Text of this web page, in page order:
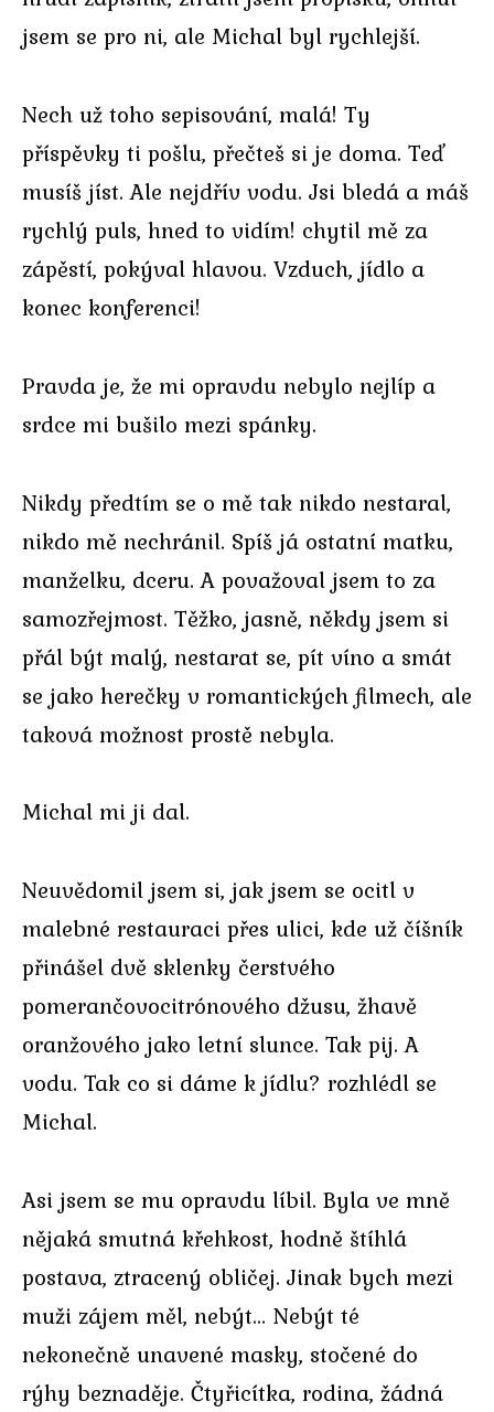
jsem se pro ni, ale Michal byl rychlejší.
Nech už toho sepisování, malá! Ty
příspěvky ti pošlu, přečteš si je doma. Teď
musíš jíst. Ale nejdřív vodu. Jsi bledá a máš
rychlý puls, hned to vidím! chytil mě za
zápěstí, pokýval hlavou. Vzduch, jídlo a
konec konferenci!
Pravda je, že mi opravdu nebylo nejlíp a
srdce mi bušilo mezi spánky.
Nikdy předtím se o mě tak nikdo nestaral,
nikdo mě nechránil. Spíš já ostatní matku,
manželku, dceru. A považoval jsem to za
samozřejmost. Těžko, jasně, někdy jsem si
přál být malý, nestarat se, pít víno a smát
se jako herečky v romantických filmech, ale
taková možnost prostě nebyla.
Michal mi ji dal.
Neuvědomil jsem si, jak jsem se ocitl v
malebné restauraci přes ulici, kde už číšník
přinášel dvě sklenky čerstvého
pomerančovocitrónového džusu, žhavě
oranžového jako letní slunce. Tak pij. A
vodu. Tak co si dáme k jídlu? rozhlédl se
Michal.
Asi jsem se mu opravdu líbil. Byla ve mně
nějaká smutná křehkost, hodně štíhlá
postava, ztracený obličej. Jinak bych mezi
muži zájem měl, nebýt… Nebýt té
nekonečně unavené masky, stočené do
rýhy beznaděje. Čtyřicítka, rodina, žádná